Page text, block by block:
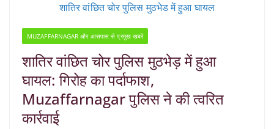
शातिर वांछित चोर पुलिस मुठभेड में हुआ घायल
MUZAFFARNAGAR और आसपास से प्रमुख खबरें
शातिर वांछित चोर पुलिस मुठभेड़ में हुआ
घायल: गिरोह का पर्दाफाश,
Muzaffarnagar पुलिस ने की त्वरित
कार्रवाई